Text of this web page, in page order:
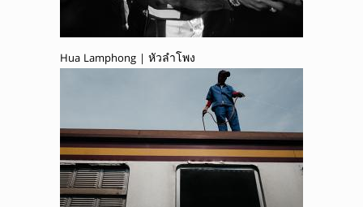
Hua Lamphong | หัวลำโพง